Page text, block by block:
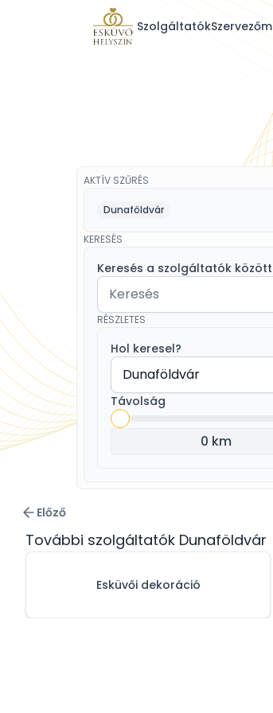
SzolgáltatókSzervezőm
AKTÍV SZŰRÉS
Dunaföldvár
KERESÉS
Keresés a szolgáltatók között
RÉSZLETES
Hol keresel?
Távolság
0 km
Előző
További szolgáltatók Dunaföldvár
Esküvői dekoráció